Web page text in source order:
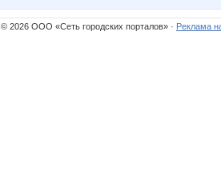
© 2026 ООО «Сеть городских порталов» · Реклама